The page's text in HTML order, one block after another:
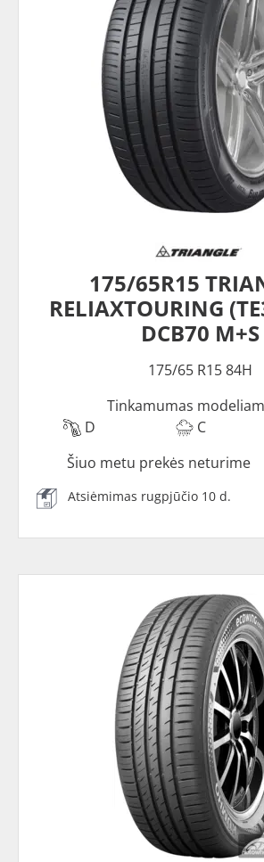
175/65R15
RELIAXTOURING
DCB70 M+S
175/65 R15 84H
Tinkamumas
D
C
Šiuo metu prekės neturime
Atsiėmimas rugpjūčio 10 d.